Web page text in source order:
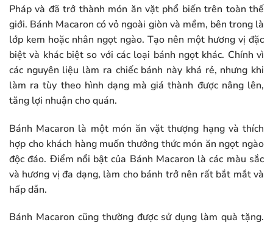
Pháp và đã trở thành món ăn vặt phổ biến trên toàn thế
giới. Bánh Macaron có vỏ ngoài giòn và mềm, bên trong là
lớp kem hoặc nhân ngọt ngào. Tạo nên một hương vị đặc
biệt và khác biệt so với các loại bánh ngọt khác. Chính vì
các nguyên liệu làm ra chiếc bánh này khá rẻ, nhưng khi
làm ra tùy theo hình dạng mà giá thành được nâng lên,
tăng lợi nhuận cho quán.
Bánh Macaron là một món ăn vặt thượng hạng và thích
hợp cho khách hàng muốn thưởng thức món ăn ngọt ngào
độc đáo. Điểm nổi bật của Bánh Macaron là các màu sắc
và hương vị đa dạng, làm cho bánh trở nên rất bắt mắt và
hấp dẫn.
Bánh Macaron cũng thường được sử dụng làm quà tặng.